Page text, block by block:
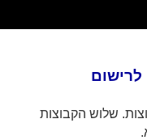
ב-10 בתי מוקדמות של 5 קבוצות. שלוש הקבוצות